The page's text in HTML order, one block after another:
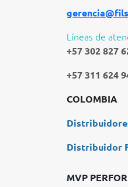
Líneas de
+57 302 827
+57 311 624
COLOMBIA
Distribuidor
MVP